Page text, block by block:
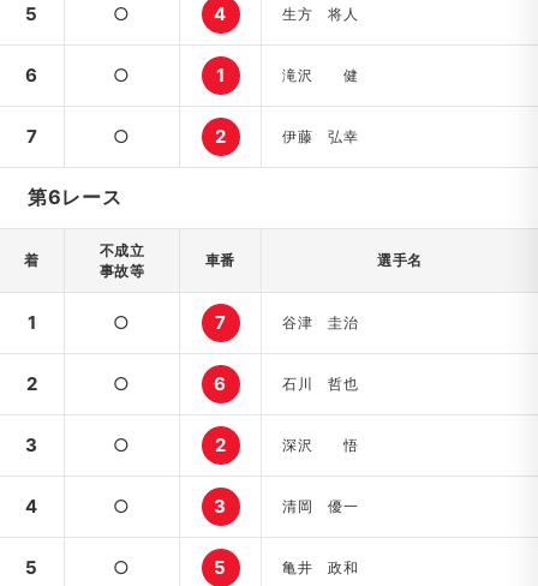
5 ○ 4 生方 将人
6 ○ 1 滝沢 健
7 ○ 2 伊藤 弘幸
第6レース
着
不成立
事故等
車番 選手名
1 ○ 7 谷津 圭治
2 ○ 6 石川 哲也
3 ○ 2 深沢 悟
4 ○ 3 清岡 優一
5 ○ 5 亀井 政和